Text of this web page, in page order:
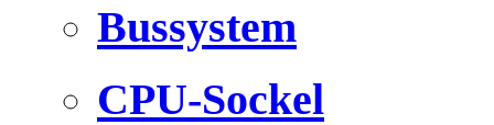
Bussystem
CPU-Sockel